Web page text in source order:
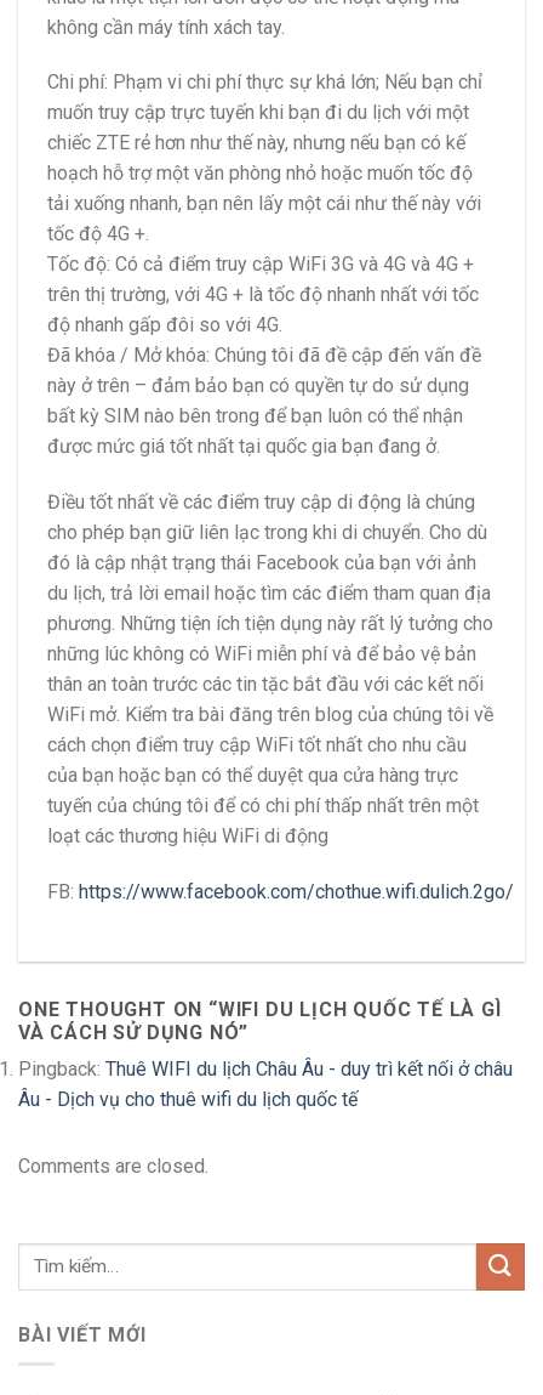
không cần máy tính xách tay.
Chi phí: Phạm vi chi phí thực sự khá lớn; Nếu bạn chỉ
muốn truy cập trực tuyến khi bạn đi du lịch với một
chiếc ZTE rẻ hơn như thế này, nhưng nếu bạn có kế
hoạch hỗ trợ một văn phòng nhỏ hoặc muốn tốc độ
tải xuống nhanh, bạn nên lấy một cái như thế này với
tốc độ 4G +.
Tốc độ: Có cả điểm truy cập WiFi 3G và 4G và 4G +
trên thị trường, với 4G + là tốc độ nhanh nhất với tốc
độ nhanh gấp đôi so với 4G.
Đã khóa / Mở khóa: Chúng tôi đã đề cập đến vấn đề
này ở trên – đảm bảo bạn có quyền tự do sử dụng
bất kỳ SIM nào bên trong để bạn luôn có thể nhận
được mức giá tốt nhất tại quốc gia bạn đang ở.
Điều tốt nhất về các điểm truy cập di động là chúng
cho phép bạn giữ liên lạc trong khi di chuyển. Cho dù
đó là cập nhật trạng thái Facebook của bạn với ảnh
du lịch, trả lời email hoặc tìm các điểm tham quan địa
phương. Những tiện ích tiện dụng này rất lý tưởng cho
những lúc không có WiFi miễn phí và để bảo vệ bản
thân an toàn trước các tin tặc bắt đầu với các kết nối
WiFi mở. Kiểm tra bài đăng trên blog của chúng tôi về
cách chọn điểm truy cập WiFi tốt nhất cho nhu cầu
của bạn hoặc bạn có thể duyệt qua cửa hàng trực
tuyến của chúng tôi để có chi phí thấp nhất trên một
loạt các thương hiệu WiFi di động
FB: https://www.facebook.com/chothue.wifi.dulich.2go/
ONE THOUGHT ON “WIFI DU LỊCH QUỐC TẾ LÀ GÌ
VÀ CÁCH SỬ DỤNG NÓ”
Pingback: Thuê WIFI du lịch Châu Âu - duy trì kết nối ở châu
Âu - Dịch vụ cho thuê wifi du lịch quốc tế
Comments are closed.
BÀI VIẾT MỚI